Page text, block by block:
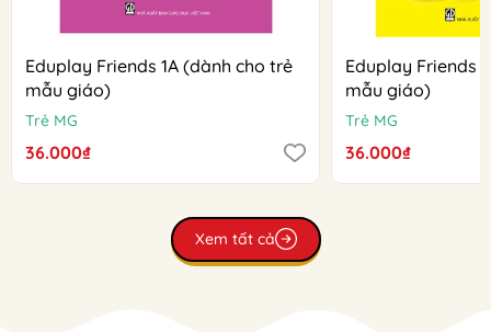
Eduplay Friends 1A (dành cho trẻ
mẫu giáo)
Trẻ MG
36.000₫
Eduplay Friends
mẫu giáo)
Trẻ MG
36.000₫
Xem tất cả